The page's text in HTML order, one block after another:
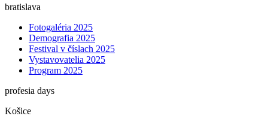
bratislava
Fotogaléria 2025
Demografia 2025
Festival v číslach 2025
Vystavovatelia 2025
Program 2025
profesia days
Košice